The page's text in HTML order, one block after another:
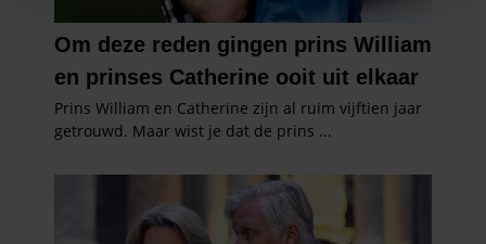
personaliseren, om functies voor social media te bieden
en om ons websiteverkeer te analyseren. Ook delen we
informatie over uw gebruik van onze site met onze
partners voor social media, adverteren en analyse. Deze
partners kunnen deze gegevens combineren met andere
informatie die u aan ze heeft verstrekt of die ze hebben
verzameld op basis van uw gebruik van hun services. U
gaat akkoord met onze cookies als u onze website blijft